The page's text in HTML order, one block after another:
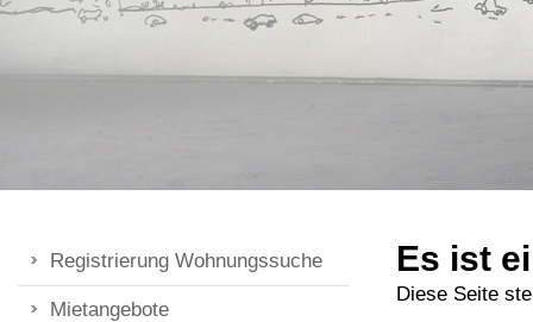
Registrierung Wohnungssuche
Mietangebote
Es ist
Diese Seite